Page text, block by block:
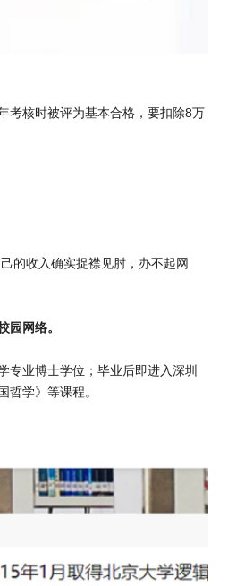
考核时被评为基本合格，要扣除8万
的收入确实捉襟见肘，办不起网
园网络。
专业博士学位；毕业后即进入深圳
学》等课程。